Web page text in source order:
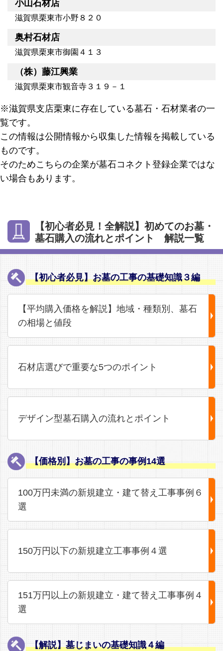
小山石材店
滋賀県栗東市小野８２０
奥村石材店
滋賀県栗東市御園４１３
（株）藤江興業
滋賀県栗東市観音寺３１９－１
※滋賀県支店栗東に存在している墓石・石材業者の一
覧です。
この情報は公開情報から収集した情報を掲載している
ものです。
そのためこちらの企業が墓石コネクト登録企業ではな
い場合もあります。
【初心者必見！全解説】初めてのお墓・
墓石購入の流れとポイント 解説一覧
【初心者必見】お墓の工事の基礎知識３編
【平均購入価格を解説】地域・種類別、墓石
の相場と値段
石材店選びで重要な5つのポイント
デザイン型墓石購入の流れとポイント
【価格別】お墓の工事の事例14選
100万円未満の新規建立・建て替え工事事例６
選
150万円以下の新規建立工事事例４選
151万円以上の新規建立・建て替え工事事例４
選
【解説】墓じまいの基礎知識４編